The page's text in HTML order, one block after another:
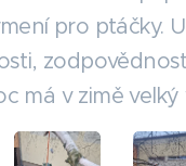
pro ptáčky.
má v zimě velký